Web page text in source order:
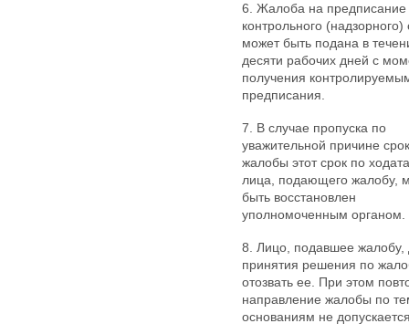
6. Жалоба на предписание
контрольного (надзорного)
может быть подана в
десяти рабочих дней с
получения
предписания.
7. В случае пропуска по
уважительной причине
жалобы этот срок по
лица, подающего жалобу,
быть восстановлен
уполномоченным органом.
8. Лицо, подавшее жалобу,
принятия решения по
отозвать ее. При этом
направление жалобы по
основаниям не